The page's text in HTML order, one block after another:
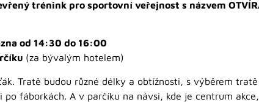
trénink pro sportovní veřejnost s názvem
od 14:30 do 16:00
(za bývalým hotelem)
Tratě budou různé délky a obtížnosti, s výběrem tratě
fáborkách. A v parčíku na návsi, kde je centrum